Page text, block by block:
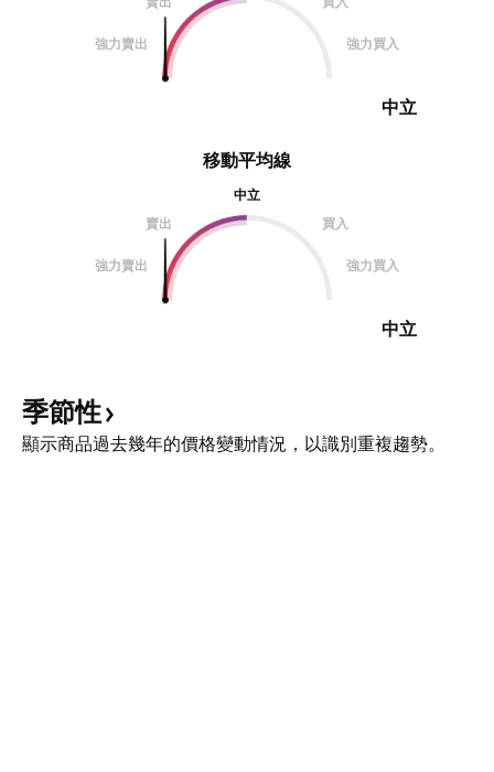
強力賣出 強力買入
中立
移動平均線
中立
賣出
買入
強力賣出 強力買入
中立
季節性
顯示商品過去幾年的價格變動情況，以識別重複趨勢。